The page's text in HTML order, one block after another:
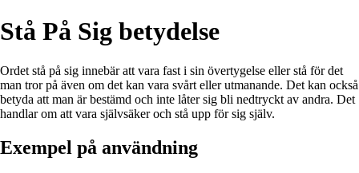
Stå På Sig betydelse
Ordet stå på sig innebär att vara fast i sin övertygelse eller stå för det
man tror på även om det kan vara svårt eller utmanande. Det kan också
betyda att man är bestämd och inte låter sig bli nedtryckt av andra. Det
handlar om att vara självsäker och stå upp för sig själv.
Exempel på användning